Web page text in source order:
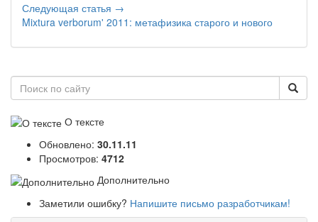
Следующая статья →
Mixtura verborum' 2011: метафизика старого и нового
О тексте
Обновлено: 30.11.11
Просмотров: 4712
Дополнительно
Заметили ошибку? Напишите письмо разработчикам!